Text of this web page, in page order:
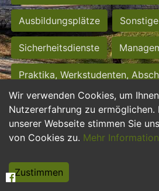
Wir verwenden Cookies, um
Nutzererfahrung zu ermöglichen.
unserer Webseite stimmen Sie
von Cookies zu. Mehr
Zustimmen
Ausbildungsplätze
Sicherheitsdienste
Praktika, Werkstudenten,
Personalwesen Assistenz,
Hilfskräfte, Aushilfs- und
Weiterbildung, Studium, duale